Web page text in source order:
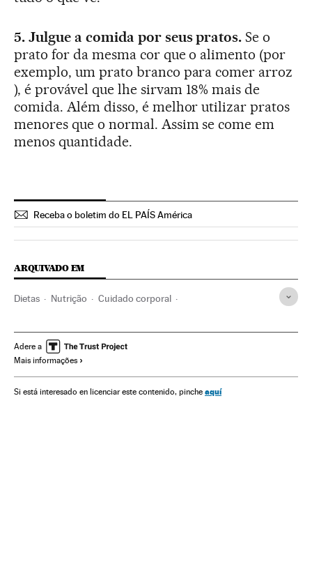
5. Julgue a comida por seus pratos. Se o
prato for da mesma cor que o alimento (por
exemplo, um prato branco para comer arroz
), é provável que lhe sirvam 18% mais de
comida. Além disso, é melhor utilizar pratos
menores que o normal. Assim se come em
menos quantidade.
Receba o boletim do EL PAÍS América
ARQUIVADO EM
Dietas Nutrição Cuidado corporal
Saúde Icon
Adere a
Mais informações
Si está interesado en licenciar este contenido, pinche aquí